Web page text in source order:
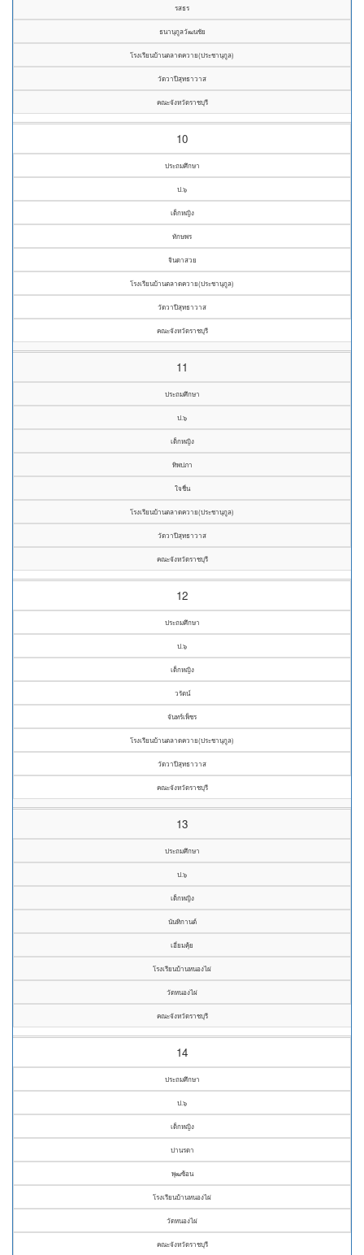
รสธร
ธนานุกูลวัฒนชัย
โรงเรียนบ้านตลาดควาย(ประชานุกูล)
วัดวาปีสุทธาวาส
คณะจังหวัดราชบุรี
10
ประถมศึกษา
ป.๖
เด็กหญิง
ทักษพร
จินดาสวย
โรงเรียนบ้านตลาดควาย(ประชานุกูล)
วัดวาปีสุทธาวาส
คณะจังหวัดราชบุรี
11
ประถมศึกษา
ป.๖
เด็กหญิง
ทิพปภา
ใจชื่น
โรงเรียนบ้านตลาดควาย(ประชานุกูล)
วัดวาปีสุทธาวาส
คณะจังหวัดราชบุรี
12
ประถมศึกษา
ป.๖
เด็กหญิง
วรัตน์
จันทร์เพ็ชร
โรงเรียนบ้านตลาดควาย(ประชานุกูล)
วัดวาปีสุทธาวาส
คณะจังหวัดราชบุรี
13
ประถมศึกษา
ป.๖
เด็กหญิง
นันทิกานต์
เอี่ยมคุ้ย
โรงเรียนบ้านหนองไผ่
วัดหนองไผ่
คณะจังหวัดราชบุรี
14
ประถมศึกษา
ป.๖
เด็กหญิง
ปานรดา
พุฒซ้อน
โรงเรียนบ้านหนองไผ่
วัดหนองไผ่
คณะจังหวัดราชบุรี